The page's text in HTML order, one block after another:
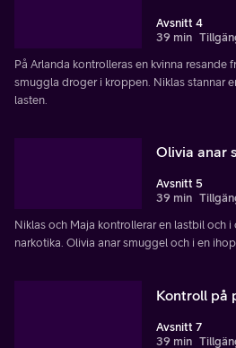
Avsnitt 4
39 min
På Arlanda kontrolleras en kvinna resande
smuggla droger i kroppen. Niklas stannar
lasten.
Olivia anar
Avsnitt 5
39 min
Niklas och Maja kontrollerar en lastbil och
narkotika. Olivia anar smuggel och i en
Kontroll på
Avsnitt 7
39 min